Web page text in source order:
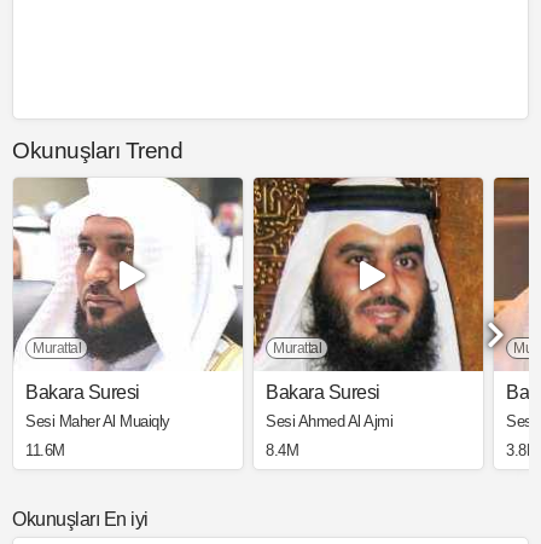
Okunuşları Trend
Murattal
Bakara Suresi
Sesi Maher Al Muaiqly
11.6M
Murattal
Bakara Suresi
Sesi Ahmed Al Ajmi
8.4M
Sesi
3.8M
Okunuşları En iyi